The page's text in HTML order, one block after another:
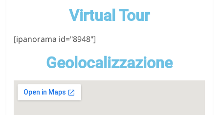
Virtual Tour
[ipanorama id="8948"]
Geolocalizzazione